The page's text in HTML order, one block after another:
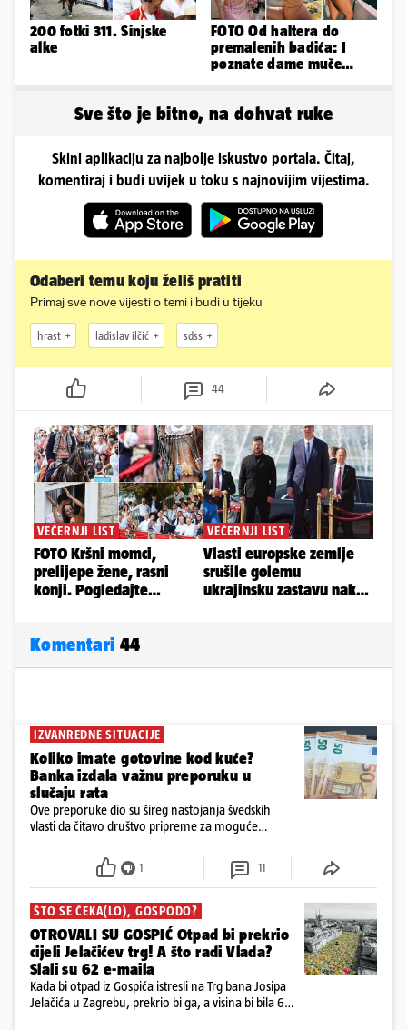
200 fotki 311. Sinjske
alke
FOTO Od haltera do
premalenih badića: I
poznate dame muče
Sve što je bitno, na dohvat ruke
Skini aplikaciju za najbolje iskustvo portala. Čitaj,
komentiraj i budi uvijek u toku s najnovijim vijestima.
Odaberi temu koju želiš pratiti
Primaj sve nove vijesti o temi i budi u tijeku
hrast ladislav ilčić sdss
44
Komentari 44
IZVANREDNE SITUACIJE
Koliko imate gotovine kod kuće?
Banka izdala važnu preporuku u
slučaju rata
Ove preporuke dio su šireg nastojanja švedskih
vlasti da čitavo društvo pripreme za moguće
1 11
ŠTO SE ČEKA(LO), GOSPODO?
OTROVALI SU GOSPIĆ Otpad bi prekrio
cijeli Jelačićev trg! A što radi Vlada?
Slali su 62 e-maila
Kada bi otpad iz Gospića istresli na Trg bana Josipa
Jelačića u Zagrebu, prekrio bi ga, a visina bi bila 6